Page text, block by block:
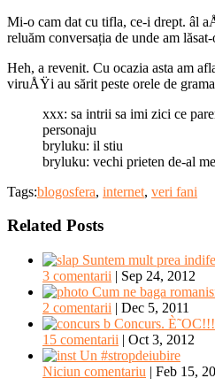
Mi-o cam dat cu tifla, ce-i drept. âl
reluăm conversația de unde am lăsat-
Heh, a revenit. Cu ocazia asta am
viruÅŸi au sărit peste orele de
xxx: sa intrii sa imi zici ce
personaju
bryluku: il stiu
bryluku: vechi prieten de-al
Tags:blogosfera, internet, veri fani
Related Posts
Suntem mult prea
3 comentarii | Sep 24, 2012
Cum ne baga
2 comentarii | Dec 5, 2011
Concurs.
15 comentarii | Oct 3, 2012
Un #stropdeiubire
Niciun comentariu | Feb 15,